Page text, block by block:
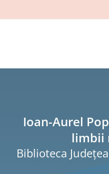
Ioan-Aurel
limbii
Biblioteca